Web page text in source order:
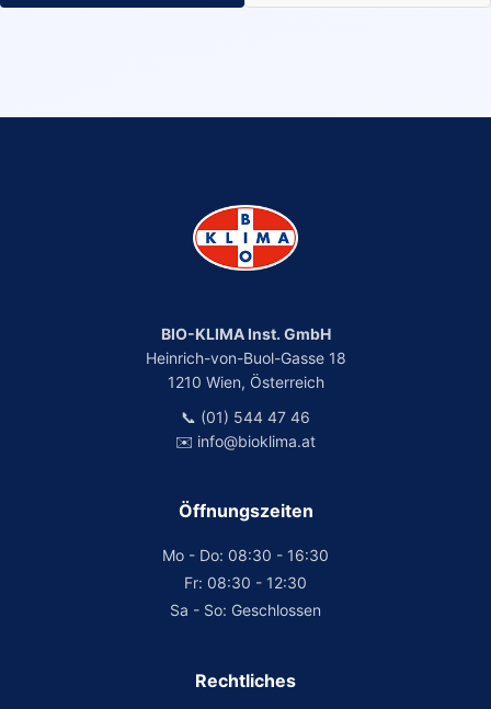
BIO-KLIMA Inst. GmbH
Heinrich-von-Buol-Gasse 18
1210 Wien, Österreich
📞 (01) 544 47 46
✉️ info@bioklima.at
Öffnungszeiten
Mo - Do: 08:30 - 16:30
Fr: 08:30 - 12:30
Sa - So: Geschlossen
Rechtliches